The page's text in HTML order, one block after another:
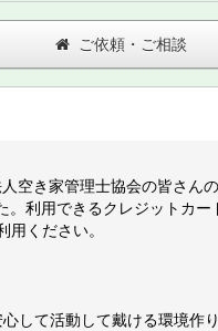
ご依頼・ご相談
空き家管理士協会の皆さん
。利用できるクレジットカー
用ください。
して活動して戴ける環境作